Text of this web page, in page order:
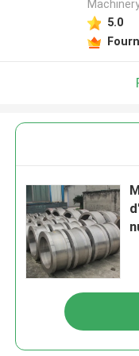
5.0